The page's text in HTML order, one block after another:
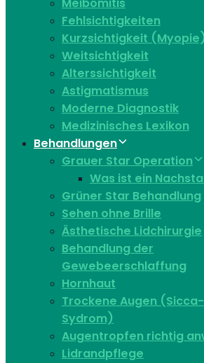
Meibomitis
Fehlsichtigkeiten
Kurzsichtigkeit (Myopie)
Weitsichtigkeit
Alterssichtigkeit
Astigmatismus
Moderne Diagnostik
Medizinisches Lexikon
Behandlungen
Grauer Star Operation
Was ist ein
Grüner Star Behandlung
Sehen ohne Brille
Ästhetische Lidchirurgie
Behandlung der
Gewebeerschlaffung
Hornhaut
Trockene Augen (Sicca-
Sydrom)
Augentropfen richtig
Lidrandpflege